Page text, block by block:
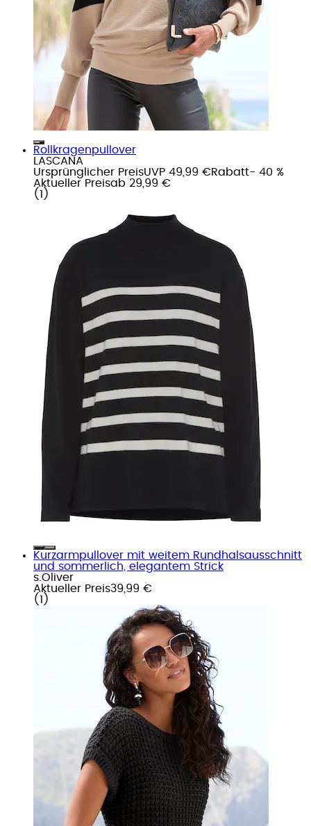
Rollkragenpullover
LASCANA
Ursprünglicher PreisUVP 49,99 €Rabatt- 40 %
Aktueller Preisab 29,99 €
( 1 )
Kurzarmpullover mit weitem Rundhalsausschnitt
und sommerlich, elegantem Strick
s.Oliver
Aktueller Preis39,99 €
( 1 )